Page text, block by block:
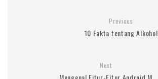
Previous
10 Fakta tentang Alkohol
Next